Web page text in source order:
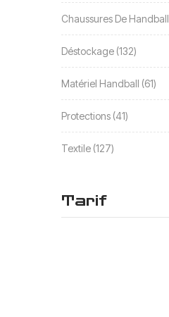
Chaussures De Handball
Déstockage 132
Matériel Handball 61
Protections 41
Textile 127
Tarif